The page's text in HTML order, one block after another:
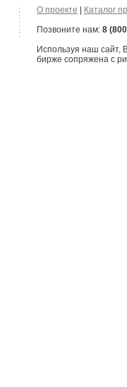
О проекте
Каталог
Позвоните нам: 8
Используя наш сайт,
бирже сопряжена с